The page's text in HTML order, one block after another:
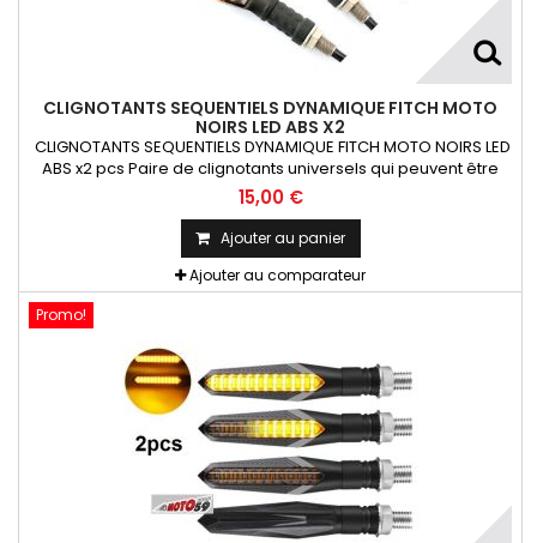
CLIGNOTANTS SEQUENTIELS DYNAMIQUE FITCH MOTO
NOIRS LED ABS X2
CLIGNOTANTS SEQUENTIELS DYNAMIQUE FITCH MOTO NOIRS LED
ABS x2 pcs Paire de clignotants universels qui peuvent être
adaptables sur toutes motos ou scooters
15,00 €
Ajouter au panier
Ajouter au comparateur
Promo!